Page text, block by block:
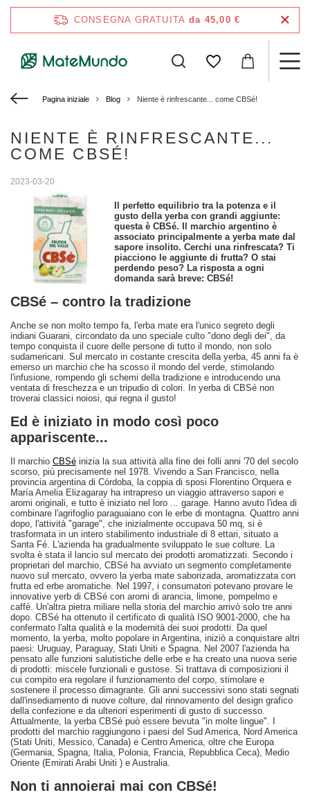
CONSEGNA GRATUITA da 45,00 €
Pagina iniziale Blog Niente è rinfrescante... come CBSé!
NIENTE È RINFRESCANTE...
COME CBSÉ!
2023-03-20
Il perfetto equilibrio tra la potenza e il
gusto della yerba con grandi aggiunte:
questa è CBSé. Il marchio argentino è
associato principalmente a yerba mate dal
sapore insolito. Cerchi una rinfrescata? Ti
piacciono le aggiunte di frutta? O stai
perdendo peso? La risposta a ogni
domanda sarà breve: CBSé!
CBSé – contro la tradizione
Anche se non molto tempo fa, l'erba mate era l'unico segreto degli
indiani Guarani, circondato da uno speciale culto "dono degli dei", da
tempo conquista il cuore delle persone di tutto il mondo, non solo
sudamericani. Sul mercato in costante crescita della yerba, 45 anni fa è
emerso un marchio che ha scosso il mondo del verde, stimolando
l'infusione, rompendo gli schemi della tradizione e introducendo una
ventata di freschezza e un tripudio di colori. In yerba di CBSé non
troverai classici noiosi, qui regna il gusto!
Ed è iniziato in modo così poco
appariscente...
Il marchio CBSé inizia la sua attività alla fine dei folli anni '70 del secolo
scorso, più precisamente nel 1978. Vivendo a San Francisco, nella
provincia argentina di Córdoba, la coppia di sposi Florentino Orquera e
María Amelia Elizagaray ha intrapreso un viaggio attraverso sapori e
aromi originali, e tutto è iniziato nel loro ... garage. Hanno avuto l'idea di
combinare l'agrifoglio paraguaiano con le erbe di montagna. Quattro anni
dopo, l'attività "garage", che inizialmente occupava 50 mq, si è
trasformata in un intero stabilimento industriale di 8 ettari, situato a
Santa Fé. L'azienda ha gradualmente sviluppato le sue colture. La
svolta è stata il lancio sul mercato dei prodotti aromatizzati. Secondo i
proprietari del marchio, CBSé ha avviato un segmento completamente
nuovo sul mercato, ovvero la yerba mate saborizada, aromatizzata con
frutta ed erbe aromatiche. Nel 1997, i consumatori potevano provare le
innovative yerb di CBSé con aromi di arancia, limone, pompelmo e
caffè. Un'altra pietra miliare nella storia del marchio arrivò solo tre anni
dopo. CBSé ha ottenuto il certificato di qualità ISO 9001-2000, che ha
confermato l'alta qualità e la modernità dei suoi prodotti. Da quel
momento, la yerba, molto popolare in Argentina, iniziò a conquistare altri
paesi: Uruguay, Paraguay, Stati Uniti e Spagna. Nel 2007 l'azienda ha
pensato alle funzioni salutistiche delle erbe e ha creato una nuova serie
di prodotti: miscele funzionali e gustose. Si trattava di composizioni il
cui compito era regolare il funzionamento del corpo, stimolare e
sostenere il processo dimagrante. Gli anni successivi sono stati segnati
dall'insediamento di nuove colture, dal rinnovamento del design grafico
della confezione e da ulteriori esperimenti di gusto di successo.
Attualmente, la yerba CBSé può essere bevuta "in molte lingue". I
prodotti del marchio raggiungono i paesi del Sud America, Nord America
(Stati Uniti, Messico, Canada) e Centro America, oltre che Europa
(Germania, Spagna, Italia, Polonia, Francia, Repubblica Ceca), Medio
Oriente (Emirati Arabi Uniti ) e Australia.
Non ti annoierai mai con CBSé!